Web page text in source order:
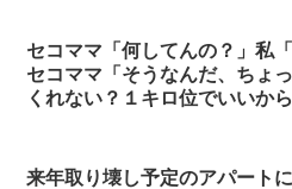
セコママ「何してんの？」私
セコママ「そうなんだ、ちょ
くれない？１キロ位でいいから
来年取り壊し予定のアパート